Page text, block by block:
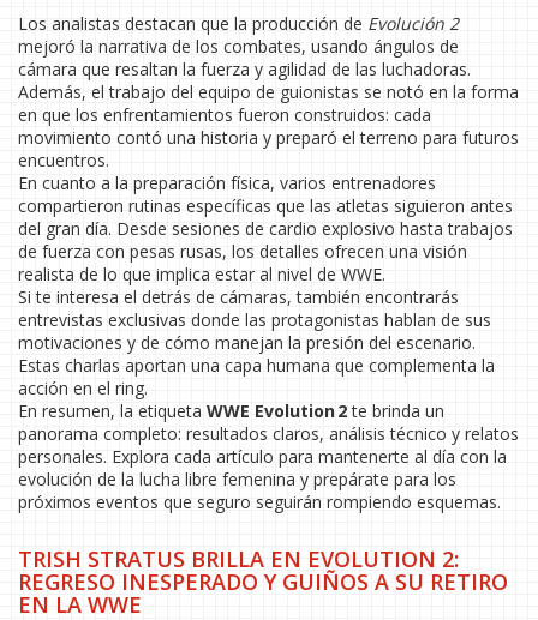
Los analistas destacan que la producción de Evolución 2
mejoró la narrativa de los combates, usando ángulos de
cámara que resaltan la fuerza y agilidad de las luchadoras.
Además, el trabajo del equipo de guionistas se notó en la forma
en que los enfrentamientos fueron construidos: cada
movimiento contó una historia y preparó el terreno para futuros
encuentros.
En cuanto a la preparación física, varios entrenadores
compartieron rutinas específicas que las atletas siguieron antes
del gran día. Desde sesiones de cardio explosivo hasta trabajos
de fuerza con pesas rusas, los detalles ofrecen una visión
realista de lo que implica estar al nivel de WWE.
Si te interesa el detrás de cámaras, también encontrarás
entrevistas exclusivas donde las protagonistas hablan de sus
motivaciones y de cómo manejan la presión del escenario.
Estas charlas aportan una capa humana que complementa la
acción en el ring.
En resumen, la etiqueta WWE Evolution 2te brinda un
panorama completo: resultados claros, análisis técnico y relatos
personales. Explora cada artículo para mantenerte al día con la
evolución de la lucha libre femenina y prepárate para los
próximos eventos que seguro seguirán rompiendo esquemas.
TRISH STRATUS BRILLA EN EVOLUTION 2:
REGRESO INESPERADO Y GUIÑOS A SU RETIRO
EN LA WWE